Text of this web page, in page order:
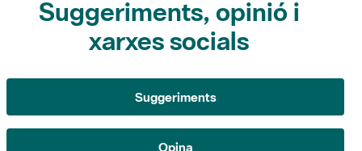
Suggeriments
Opina
Xarxes socials